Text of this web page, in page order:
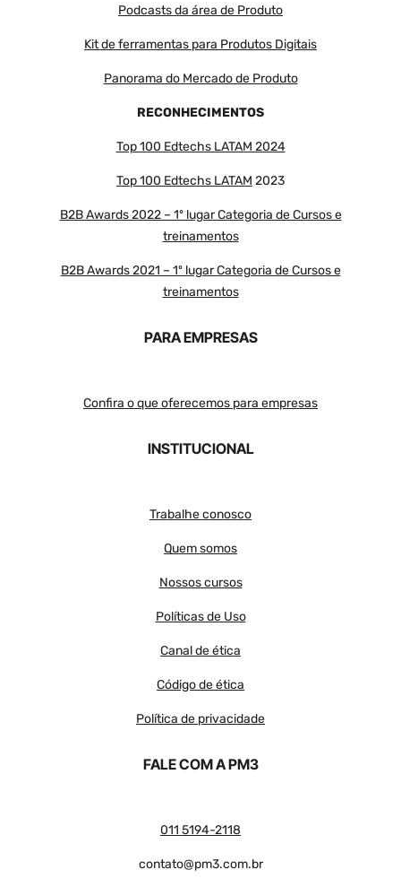
Podcasts da área de Produto
Kit de ferramentas para Produtos Digitais
Panorama do Mercado de Produto
RECONHECIMENTOS
Top 100 Edtechs LATAM 2024
Top 100 Edtechs LATAM 2023
B2B Awards 2022 – 1º lugar Categoria de Cursos e
treinamentos
B2B Awards 2021 – 1º lugar Categoria de Cursos e
treinamentos
PARA EMPRESAS
Confira o que oferecemos para empresas
INSTITUCIONAL
Trabalhe conosco
Quem somos
Nossos cursos
Políticas de Uso
Canal de ética
Código de ética
Política de privacidade
FALE COM A PM3
011 5194-2118
contato@pm3.com.br